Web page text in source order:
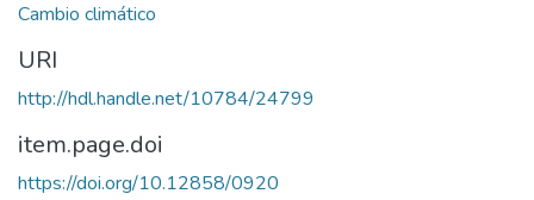
Cambio climático
URI
http://hdl.handle.net/10784/24799
item.page.doi
https://doi.org/10.12858/0920